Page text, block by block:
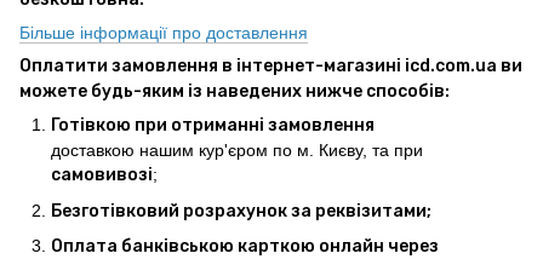
Більше інформації про доставлення
Оплатити замовлення в інтернет-магазині icd.com.ua ви
можете будь-яким із наведених нижче способів:
Готівкою при отриманні замовлення
доставкою нашим кур'єром по м. Києву, та при
самовивозі;
Безготівковий розрахунок за реквізитами;
Оплата банківською карткою онлайн через